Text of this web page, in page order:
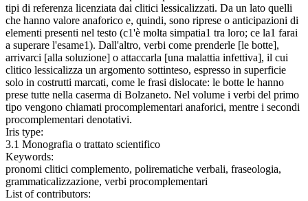
tipi di referenza licenziata dai clitici lessicalizzati. Da un lato quelli
che hanno valore anaforico e, quindi, sono riprese o anticipazioni di
elementi presenti nel testo (c1'è molta simpatia1 tra loro; ce la1 farai
a superare l'esame1). Dall'altro, verbi come prenderle [le botte],
arrivarci [alla soluzione] o attaccarla [una malattia infettiva], il cui
clitico lessicalizza un argomento sottinteso, espresso in superficie
solo in costrutti marcati, come le frasi dislocate: le botte le hanno
prese tutte nella caserma di Bolzaneto. Nel volume i verbi del primo
tipo vengono chiamati procomplementari anaforici, mentre i secondi
procomplementari denotativi.
Iris type:
3.1 Monografia o trattato scientifico
Keywords:
pronomi clitici complemento, polirematiche verbali, fraseologia,
grammaticalizzazione, verbi procomplementari
List of contributors: